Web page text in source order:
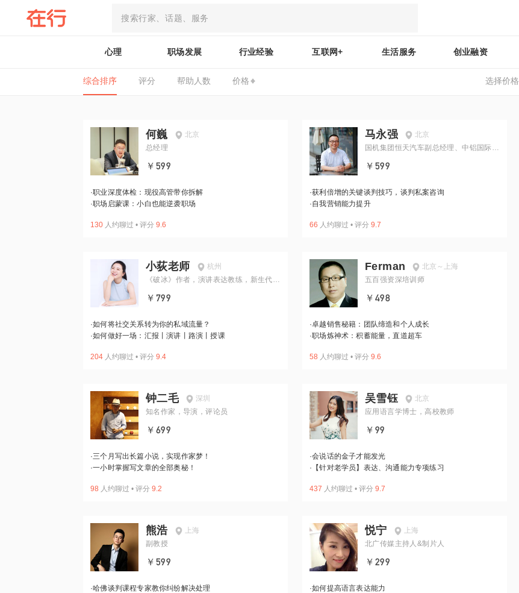
心理 职场发展 行业经验 互联网+ 生活服务 创业融资
综合排序 评分 帮助人数 价格 选择价格
何巍
北京
总经理
￥599
·职业深度体检：现役高管带你拆解
·职场启蒙课：小白也能逆袭职场
130 人约聊过 • 评分 9.6
马永强
北京
国机集团恒天汽车副总经理、中铝国际铝
￥599
·获利倍增的关键谈判技巧，谈判私案咨询
·自我营销能力提升
66 人约聊过 • 评分 9.7
小荻老师
杭州
《破冰》作者，演讲表达教练，新生代社
￥799
·如何将社交关系转为你的私域流量？
·如何做好一场：汇报丨演讲丨路演丨授课
204 人约聊过 • 评分 9.4
Ferman
北京～上海
五百强资深培训师
￥498
·卓越销售秘籍：团队缔造和个人成长
·职场炼神术：积蓄能量，直道超车
58 人约聊过 • 评分 9.6
钟二毛
深圳
知名作家，导演，评论员
￥699
·三个月写出长篇小说，实现作家梦！
·一小时掌握写文章的全部奥秘！
98 人约聊过 • 评分 9.2
吴雪钰
北京
应用语言学博士，高校教师
￥99
·会说话的金子才能发光
· 【针对老学员】表达、沟通能力专项练习
437 人约聊过 • 评分 9.7
熊浩
上海
副教授
￥599
·哈佛谈判课程专家教你纠纷解决处理
悦宁
上海
北广传媒主持人&制片人
￥299
·如何提高语言表达能力